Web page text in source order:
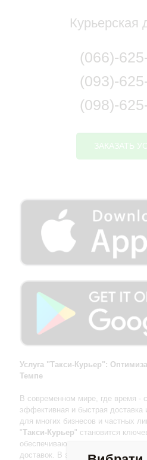
Курьерская
(066)-
(093)-
(098)-
ЗАКАЗАТЬ
Услуга "Такси-Курьер":
Темпе
В современном мире, где время -
эффективная и быстрая
для многих бизнесов и частных
"Такси-Курьер" становится
обеспечивающим оперативное и
доставок. В этой статье мы